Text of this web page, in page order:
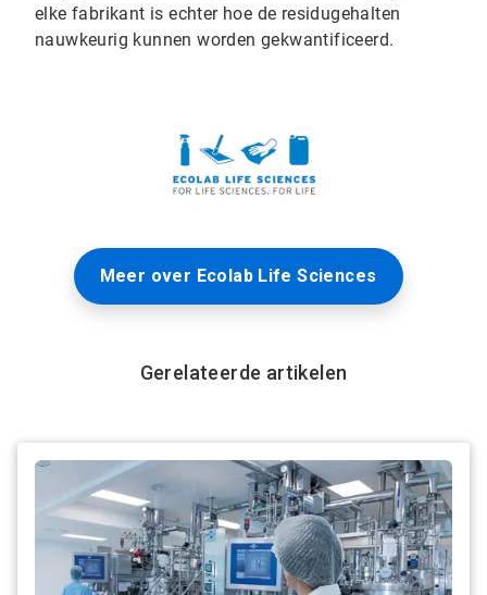
elke fabrikant is echter hoe de residugehalten
nauwkeurig kunnen worden gekwantificeerd.
Meer over Ecolab Life Sciences
Gerelateerde artikelen